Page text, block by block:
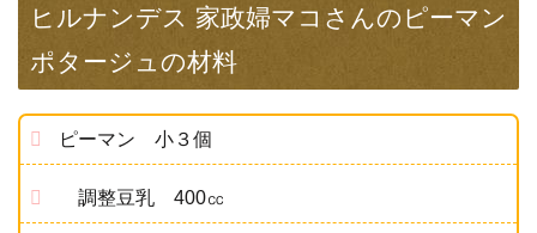
ヒルナンデス 家政婦マコさんのピーマン
ポタージュの材料
ピーマン 小３個
調整豆乳 400㏄